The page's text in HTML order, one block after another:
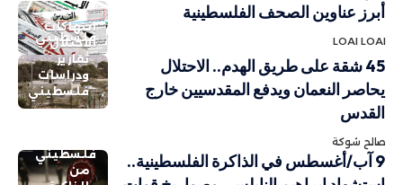
فلسطيني
أبرز عناوين الصحف الفلسطينية
LOAI LOAI
انتهاكات
الاحتلال
تقارير
ودراسات
فلسطيني
45 شقة على طريق الهدم.. الاحتلال
يحاصر النعمان ويدفع المقدسيين خارج
القدس
صالح شوكة
فلسطيني
من
9 آب/أغسطس في الذاكرة الفلسطينية..